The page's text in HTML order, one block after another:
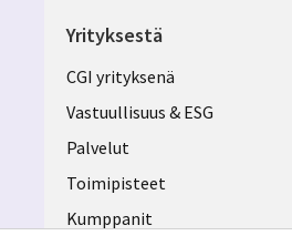
Yrityksestä
Useful
links
FINLAND
CGI yrityksenä
Vastuullisuus & ESG
Palvelut
Toimipisteet
Kumppanit